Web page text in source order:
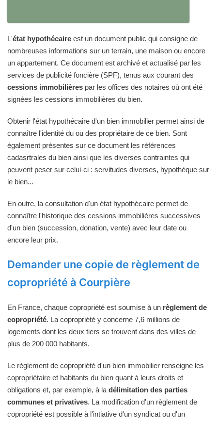
L'état hypothécaire est un document public qui consigne de
nombreuses informations sur un terrain, une maison ou encore
un appartement. Ce document est archivé et actualisé par les
services de publicité foncière (SPF), tenus aux courant des
cessions immobilières par les offices des notaires où ont été
signées les cessions immobilières du bien.
Obtenir l'état hypothécaire d'un bien immobilier permet ainsi de
connaître l'identité du ou des propriétaire de ce bien. Sont
également présentes sur ce document les références
cadasrtrales du bien ainsi que les diverses contraintes qui
peuvent peser sur celui-ci : servitudes diverses, hypothèque sur
le bien...
En outre, la consultation d'un état hypothécaire permet de
connaître l'historique des cessions immobilières successives
d'un bien (succession, donation, vente) avec leur date ou
encore leur prix.
Demander une copie de règlement de
copropriété à Courpière
En France, chaque copropriété est soumise à un règlement de
copropriété. La copropriété y concerne 7,6 millions de
logements dont les deux tiers se trouvent dans des villes de
plus de 200 000 habitants.
Le règlement de copropriété d'un bien immobilier renseigne les
copropriétaire et habitants du bien quant à leurs droits et
obligations et, par exemple, à la délimitation des parties
communes et privatives. La modification d'un règlement de
copropriété est possible à l'intiative d'un syndicat ou d'un